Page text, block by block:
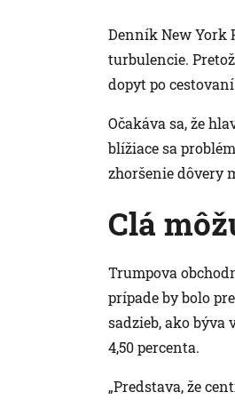
Denník New York
turbulencie.
dopyt po
Očakáva sa, že
blížiace sa
zhoršenie dôvery
Clá
Trumpova
prípade by bolo
sadzieb, ako býva
4,50 percenta.
„Predstava, že